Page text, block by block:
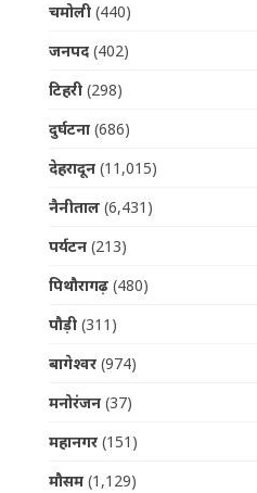
चमोली(440)
जनपद(402)
टिहरी(298)
दुर्घटना(686)
देहरादून(11,015)
नैनीताल(6,431)
पर्यटन(213)
पिथौरागढ़(480)
पौड़ी(311)
बागेश्वर(974)
मनोरंजन(37)
महानगर(151)
मौसम(1,129)